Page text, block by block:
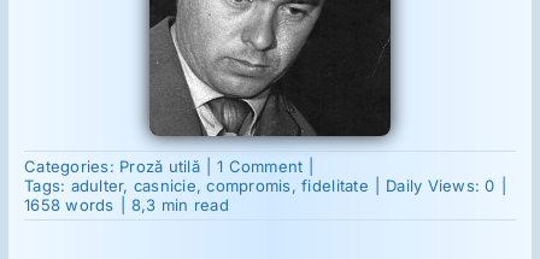
Reumatologie
Ginecologie
Categories: Proză utilă 1 Commenton
Broscuţa
Tags: adulter, casnicie,compromis,fidelitate Daily Views: 0
1658 words
8,3 min read